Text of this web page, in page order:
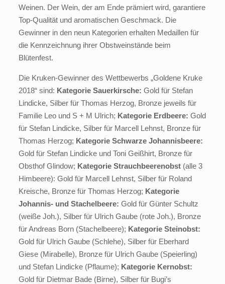
Weinen. Der Wein, der am Ende prämiert wird, garantiere
Top-Qualität und aromatischen Geschmack. Die
Gewinner in den neun Kategorien erhalten Medaillen für
die Kennzeichnung ihrer Obstweinstände beim
Blütenfest.
Die Kruken-Gewinner des Wettbewerbs „Goldene Kruke
2018“ sind: Kategorie Sauerkirsche: Gold für Stefan
Lindicke, Silber für Thomas Herzog, Bronze jeweils für
Familie Leo und S + M Ulrich; Kategorie Erdbeere: Gold
für Stefan Lindicke, Silber für Marcell Lehnst, Bronze für
Thomas Herzog; Kategorie Schwarze Johannisbeere:
Gold für Stefan Lindicke und Toni Geißhirt, Bronze für
Obsthof Glindow; Kategorie Strauchbeerenobst(alle 3
Himbeere): Gold für Marcell Lehnst, Silber für Roland
Kreische, Bronze für Thomas Herzog; Kategorie
Johannis- und Stachelbeere: Gold für Günter Schultz
(weiße Joh.), Silber für Ulrich Gaube (rote Joh.), Bronze
für Andreas Born (Stachelbeere); Kategorie Steinobst:
Gold für Ulrich Gaube (Schlehe), Silber für Eberhard
Giese (Mirabelle), Bronze für Ulrich Gaube (Speierling)
und Stefan Lindicke (Pflaume); Kategorie Kernobst:
Gold für Dietmar Bade (Birne), Silber für Bugi’s